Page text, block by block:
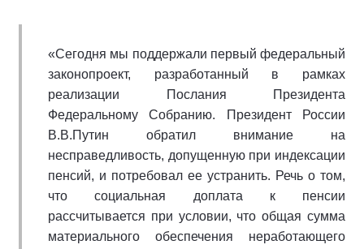
«Сегодня мы поддержали первый федеральный
законопроект, разработанный в рамках
реализации Послания Президента
Федеральному Собранию. Президент России
В.В.Путин обратил внимание на
несправедливость, допущенную при индексации
пенсий, и потребовал ее устранить. Речь о том,
что социальная доплата к пенсии
рассчитывается при условии, что общая сумма
материального обеспечения неработающего